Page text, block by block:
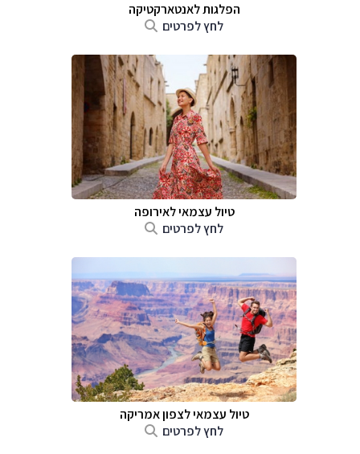
הפלגות לאנטארקטיקה
לחץ לפרטים
טיול עצמאי לאירופה
לחץ לפרטים
טיול עצמאי לצפון אמריקה
לחץ לפרטים